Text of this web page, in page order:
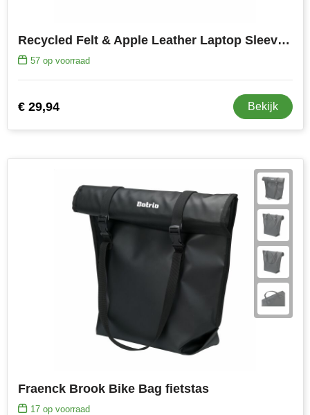
Recycled Felt & Apple Leather Laptop Sleeve 15/16"
57op voorraad
€ 29,94 Bekijk
Fraenck Brook Bike Bag fietstas
17op voorraad